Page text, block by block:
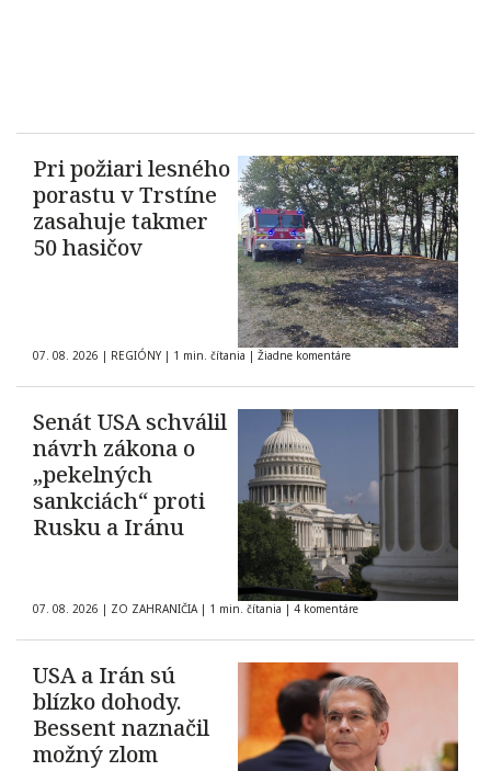
Pri požiari lesného
porastu v Trstíne
zasahuje takmer
50 hasičov
07. 08. 2026 | REGIÓNY | 1 min. čítania | Žiadne komentáre
Senát USA schválil
návrh zákona o
„pekelných
sankciách“ proti
Rusku a Iránu
07. 08. 2026 | ZO ZAHRANIČIA | 1 min. čítania | 4 komentáre
USA a Irán sú
blízko dohody.
Bessent naznačil
možný zlom